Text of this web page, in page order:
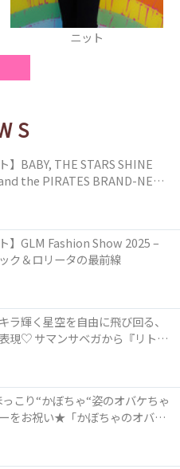
ニット
】BABY, THE STARS SHINE
the PIRATES BRAND-NEW
】GLM Fashion Show 2025 –
ク＆ロリータの最前線
ラ輝く星空を自由に飛び回る、
現♡ サマンサベガから『リトル
こり“かぼちゃ“姿のオバケちゃ
をお祝い★「かぼちゃのオバケ